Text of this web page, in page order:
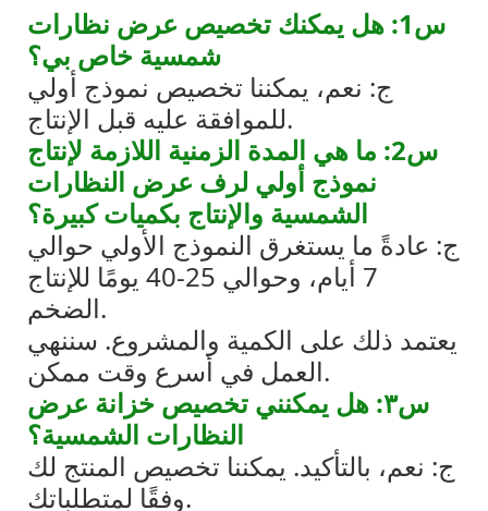
س1: هل يمكنك تخصيص عرض نظارات
شمسية خاص بي؟
ج: نعم، يمكننا تخصيص نموذج أولي
للموافقة عليه قبل الإنتاج.
س2: ما هي المدة الزمنية اللازمة لإنتاج
نموذج أولي لرف عرض النظارات
الشمسية والإنتاج بكميات كبيرة؟
ج: عادةً ما يستغرق النموذج الأولي حوالي
7 أيام، وحوالي 25-40 يومًا للإنتاج
الضخم.
يعتمد ذلك على الكمية والمشروع. سننهي
العمل في أسرع وقت ممكن.
س٣: هل يمكنني تخصيص خزانة عرض
النظارات الشمسية؟
ج: نعم، بالتأكيد. يمكننا تخصيص المنتج لك
وفقًا لمتطلباتك.